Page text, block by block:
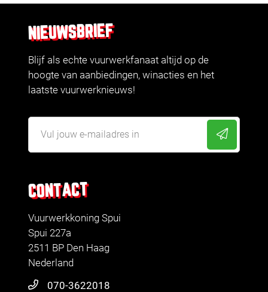
CONTACT
Vuurwerkkoning Spui
Spui 227a
2511 BP Den Haag
Nederland
070-3622018
NIEUWSBRIEF
Blijf als echte vuurwerkfanaat altijd op de
hoogte van aanbiedingen, winacties en het
laatste vuurwerknieuws!